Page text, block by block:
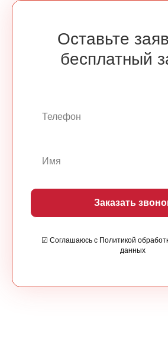
Оставьте
бесплатный
Заказать
☑ Соглашаюсь с Политикой
данных